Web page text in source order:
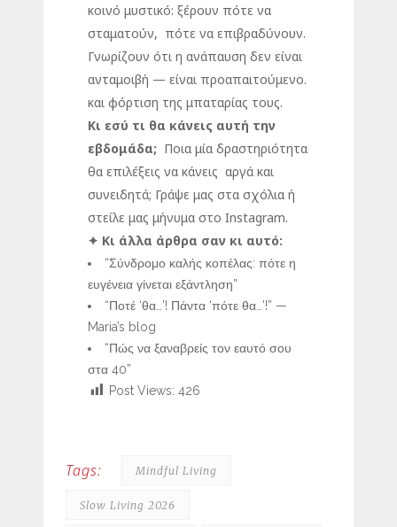
κοινό μυστικό: ξέρουν πότε να
σταματούν, πότε να επιβραδύνουν.
Γνωρίζουν ότι η ανάπαυση δεν είναι
ανταμοιβή — είναι προαπαιτούμενο.
και φόρτιση της μπαταρίας τους.
Κι εσύ τι θα κάνεις αυτή την
εβδομάδα; Ποια μία δραστηριότητα
θα επιλέξεις να κάνεις αργά και
συνειδητά; Γράψε μας στα σχόλια ή
στείλε μας μήνυμα στο Instagram.
✦ Κι άλλα άρθρα σαν κι αυτό:
“Σύνδρομο καλής κοπέλας: πότε η
ευγένεια γίνεται εξάντληση”
“Ποτέ ‘θα…’! Πάντα ‘πότε θα…’!” —
Maria’s blog
“Πώς να ξαναβρείς τον εαυτό σου
στα 40”
Post Views: 426
Tags: Mindful Living
Slow Living 2026